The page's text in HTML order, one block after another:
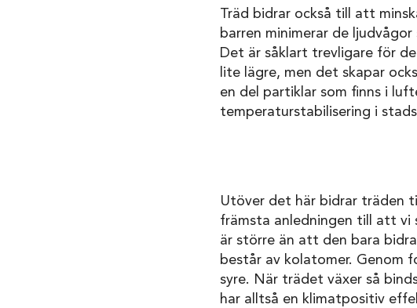
Träd bidrar också till att
barren minimerar de
Det är såklart trevligare för
lite lägre, men det skapar
en del partiklar som finns i
temperaturstabilisering i
Utöver det här bidrar träden
främsta anledningen till att vi
är större än att den bara
består av kolatomer. Genom
syre. När trädet växer så
har alltså en klimatpositiv